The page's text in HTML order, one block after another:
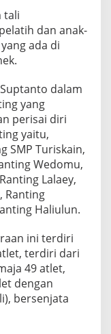
tali
dan anak-
ada di
dalam
yang
perisai diri
yaitu,
SMP Turiskain,
Wedomu,
Lalaey,
Ranting
Haliulun.
ini terdiri
terdiri dari
49 atlet,
dengan
bersenjata